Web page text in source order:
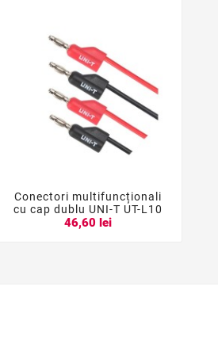
  
Conectori multifuncționali
cu cap dublu UNI-T UT-L10
46,60 lei